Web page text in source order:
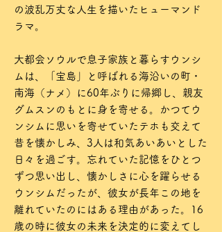
の波乱万丈な人生を描いたヒューマンド
ラマ。
大都会ソウルで息子家族と暮らすウンシ
ムは、「宝島」と呼ばれる海沿いの町・
南海（ナメ）に60年ぶりに帰郷し、親友
グムスンのもとに身を寄せる。かつてウ
ンシムに思いを寄せていたテホも交えて
昔を懐かしみ、3人は和気あいあいとした
日々を過ごす。忘れていた記憶をひとつ
ずつ思い出し、懐かしさに心を躍らせる
ウンシムだったが、彼女が長年この地を
離れていたのにはある理由があった。16
歳の時に彼女の未来を決定的に変えてし